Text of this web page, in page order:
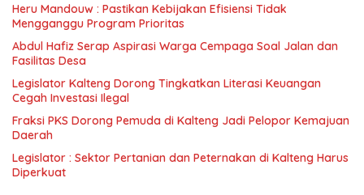
Heru Mandouw : Pastikan Kebijakan Efisiensi Tidak
Mengganggu Program Prioritas
Abdul Hafiz Serap Aspirasi Warga Cempaga Soal Jalan dan
Fasilitas Desa
Legislator Kalteng Dorong Tingkatkan Literasi Keuangan
Cegah Investasi Ilegal
Fraksi PKS Dorong Pemuda di Kalteng Jadi Pelopor Kemajuan
Daerah
Legislator : Sektor Pertanian dan Peternakan di Kalteng Harus
Diperkuat